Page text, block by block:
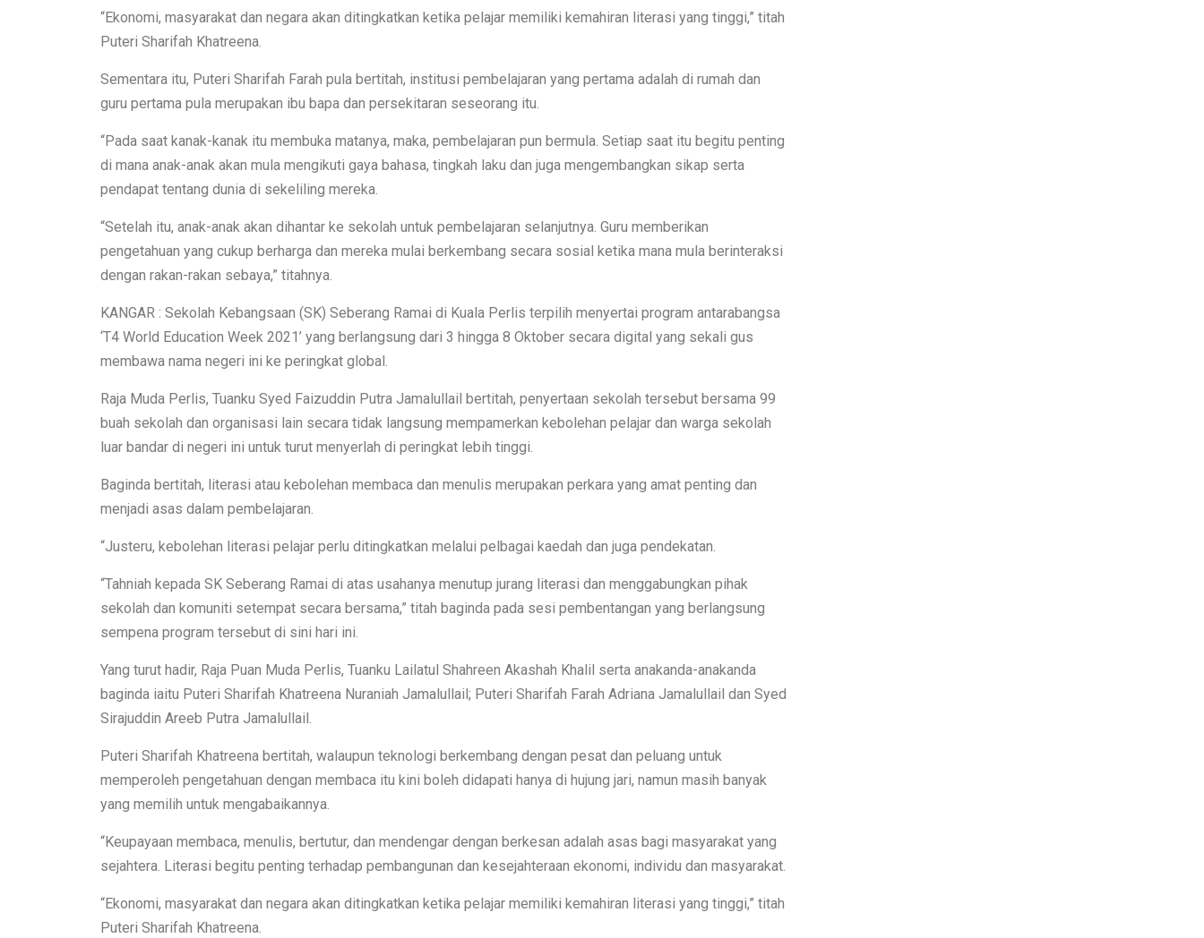
“Ekonomi, masyarakat dan negara akan ditingkatkan ketika pelajar memiliki kemahiran literasi yang tinggi,” titah
Puteri Sharifah Khatreena.
Sementara itu, Puteri Sharifah Farah pula bertitah, institusi pembelajaran yang pertama adalah di rumah dan
guru pertama pula merupakan ibu bapa dan persekitaran seseorang itu.
“Pada saat kanak-kanak itu membuka matanya, maka, pembelajaran pun bermula. Setiap saat itu begitu penting
di mana anak-anak akan mula mengikuti gaya bahasa, tingkah laku dan juga mengembangkan sikap serta
pendapat tentang dunia di sekeliling mereka.
“Setelah itu, anak-anak akan dihantar ke sekolah untuk pembelajaran selanjutnya. Guru memberikan
pengetahuan yang cukup berharga dan mereka mulai berkembang secara sosial ketika mana mula berinteraksi
dengan rakan-rakan sebaya,” titahnya.
KANGAR : Sekolah Kebangsaan (SK) Seberang Ramai di Kuala Perlis terpilih menyertai program antarabangsa
‘T4 World Education Week 2021’ yang berlangsung dari 3 hingga 8 Oktober secara digital yang sekali gus
membawa nama negeri ini ke peringkat global.
Raja Muda Perlis, Tuanku Syed Faizuddin Putra Jamalullail bertitah, penyertaan sekolah tersebut bersama 99
buah sekolah dan organisasi lain secara tidak langsung mempamerkan kebolehan pelajar dan warga sekolah
luar bandar di negeri ini untuk turut menyerlah di peringkat lebih tinggi.
Baginda bertitah, literasi atau kebolehan membaca dan menulis merupakan perkara yang amat penting dan
menjadi asas dalam pembelajaran.
“Justeru, kebolehan literasi pelajar perlu ditingkatkan melalui pelbagai kaedah dan juga pendekatan.
“Tahniah kepada SK Seberang Ramai di atas usahanya menutup jurang literasi dan menggabungkan pihak
sekolah dan komuniti setempat secara bersama,” titah baginda pada sesi pembentangan yang berlangsung
sempena program tersebut di sini hari ini.
Yang turut hadir, Raja Puan Muda Perlis, Tuanku Lailatul Shahreen Akashah Khalil serta anakanda-anakanda
baginda iaitu Puteri Sharifah Khatreena Nuraniah Jamalullail; Puteri Sharifah Farah Adriana Jamalullail dan Syed
Sirajuddin Areeb Putra Jamalullail.
Puteri Sharifah Khatreena bertitah, walaupun teknologi berkembang dengan pesat dan peluang untuk
memperoleh pengetahuan dengan membaca itu kini boleh didapati hanya di hujung jari, namun masih banyak
yang memilih untuk mengabaikannya.
“Keupayaan membaca, menulis, bertutur, dan mendengar dengan berkesan adalah asas bagi masyarakat yang
sejahtera. Literasi begitu penting terhadap pembangunan dan kesejahteraan ekonomi, individu dan masyarakat.
“Ekonomi, masyarakat dan negara akan ditingkatkan ketika pelajar memiliki kemahiran literasi yang tinggi,” titah
Puteri Sharifah Khatreena.